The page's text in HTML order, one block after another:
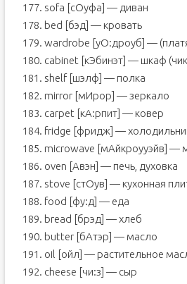
177. sofa [сОуфа] — диван
178. bed [бэд] — кровать
179. wardrobe [уО:дроуб] —
180. cabinet [кЭбинэт] — шкаф
181. shelf [шэлф] — полка
182. mirror [мИрор] — зеркало
183. carpet [кА:рпит] — ковер
184. fridge [фридж] —
185. microwave [мАйкроууэйв] —
186. oven [Авэн] — печь, духовка
187. stove [стОув] — кухонная
188. food [фу:д] — еда
189. bread [брэд] — хлеб
190. butter [бАтэр] — масло
191. oil [ойл] — растительное
192. cheese [чи:з] — сыр